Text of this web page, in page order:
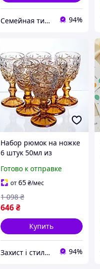
Семейная типография «Мир Праздника» | Полиграфия, печать и индивидуальный дизайн 94%
Набор рюмок на ножке
6 штук 50мл из
крепких напитков
Готово к отправке
от65₴/мес
646₴
1 098 ₴
Купить
Захист і стиль — в одному магазині 94%